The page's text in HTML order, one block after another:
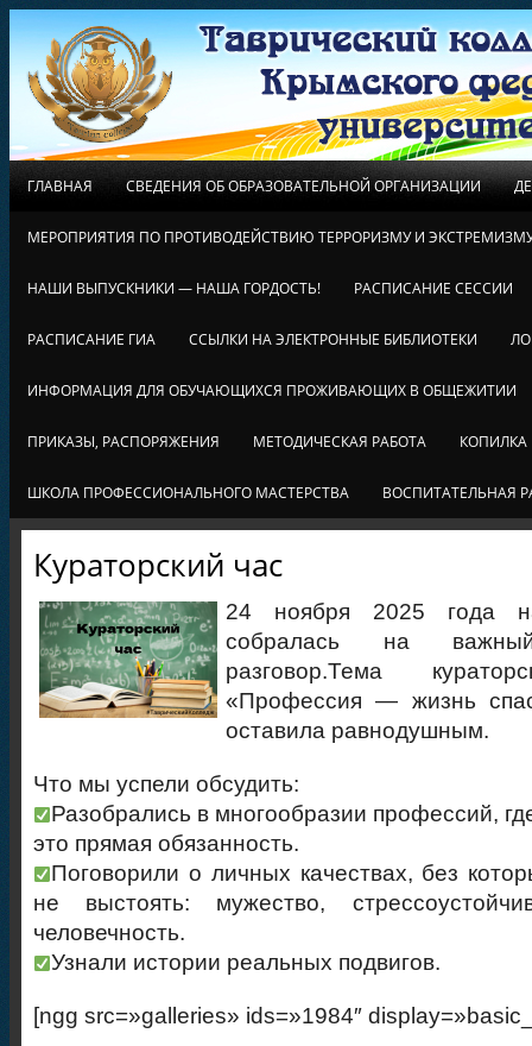
ГЛАВНАЯ СВЕДЕНИЯ ОБ ОБРАЗОВАТЕЛЬНОЙ ОРГАНИЗАЦИИ
МЕРОПРИЯТИЯ ПО ПРОТИВОДЕЙСТВИЮ ТЕРРОРИЗМУ И
НАШИ ВЫПУСКНИКИ — НАША ГОРДОСТЬ! РАСПИСАНИЕ СЕССИИ
РАСПИСАНИЕ ГИА ССЫЛКИ НА ЭЛЕКТРОННЫЕ БИБЛИОТЕКИ
ИНФОРМАЦИЯ ДЛЯ ОБУЧАЮЩИХСЯ ПРОЖИВАЮЩИХ В ОБЩЕЖИТИИ
ПРИКАЗЫ, РАСПОРЯЖЕНИЯ МЕТОДИЧЕСКАЯ РАБОТА КОПИЛКА
ШКОЛА ПРОФЕССИОНАЛЬНОГО МАСТЕРСТВА ВОСПИТАТЕЛЬНАЯ
Кураторский час
24 ноября 2025 года
собралась на
разговор.Тема
«Профессия — жизнь
оставила равнодушным.
Что мы успели обсудить:
Разобрались в многообразии профессий,
это прямая обязанность.
Поговорили о личных качествах, без
не выстоять: мужество,
человечность.
Узнали истории реальных подвигов.
[ngg src=»galleries» ids=»1984″